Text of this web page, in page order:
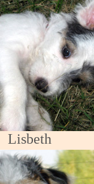
Lisbeth